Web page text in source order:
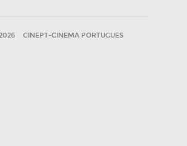
CINEPT-CINEMA PORTUGUES